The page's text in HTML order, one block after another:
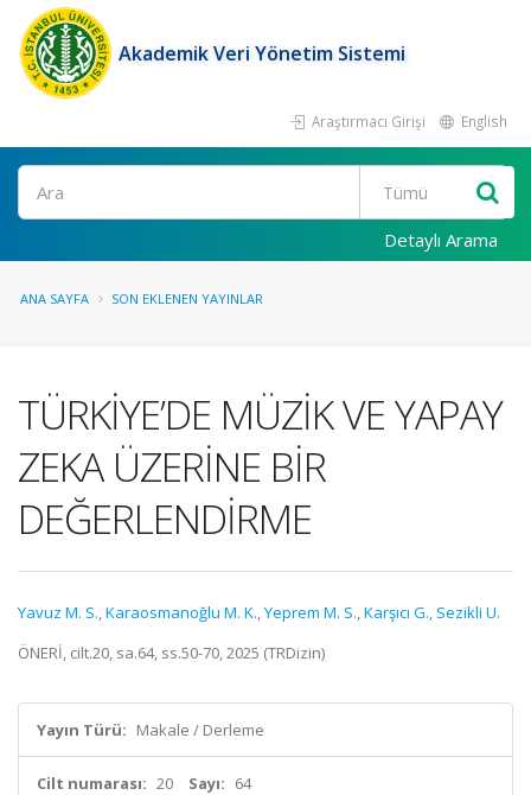
Akademik Veri Yönetim Sistemi
Araştırmacı Girişi English
Ara
Detaylı Arama
ANA SAYFA SON EKLENEN YAYINLAR
TÜRKİYE’DE MÜZİK VE YAPAY
ZEKA ÜZERİNE BİR
DEĞERLENDİRME
Yavuz M. S.,Karaosmanoğlu M. K.,Yeprem M. S.,Karşıcı G., Sezikli U.
ÖNERİ, cilt.20, sa.64, ss.50-70, 2025 (TRDizin)
Yayın Türü: Makale / Derleme
Cilt numarası: 20 Sayı: 64